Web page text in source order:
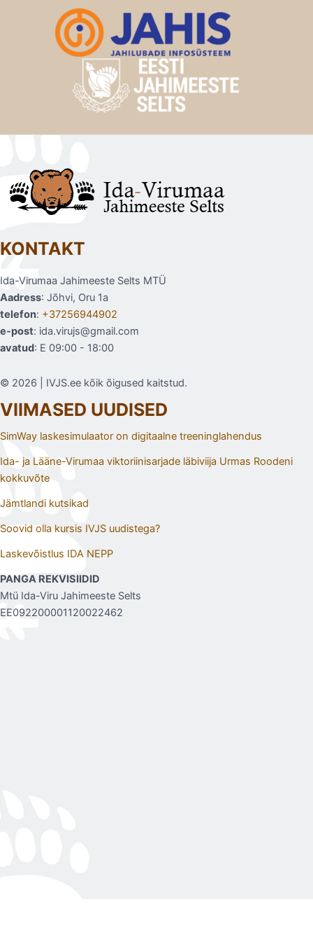
KONTAKT
Ida-Virumaa Jahimeeste Selts MTÜ
Aadress: Jõhvi, Oru 1a
telefon: +37256944902
e-post: ida.virujs@gmail.com
avatud: E 09:00 - 18:00
© 2026 | IVJS.ee kõik õigused kaitstud.
VIIMASED UUDISED
SimWay laskesimulaator on digitaalne treeninglahendus
Ida- ja Lääne-Virumaa viktoriinisarjade läbiviija Urmas Roodeni
kokkuvõte
Jämtlandi kutsikad
Soovid olla kursis IVJS uudistega?
Laskevõistlus IDA NEPP
PANGA REKVISIIDID
Mtü Ida-Viru Jahimeeste Selts
EE092200001120022462